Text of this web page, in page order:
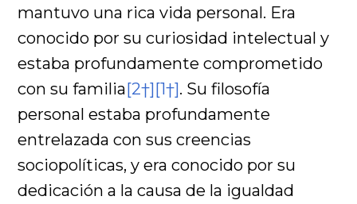
mantuvo una rica vida personal. Era
conocido por su curiosidad intelectual y
estaba profundamente comprometido
con su familia[2†][1†]. Su filosofía
personal estaba profundamente
entrelazada con sus creencias
sociopolíticas, y era conocido por su
dedicación a la causa de la igualdad